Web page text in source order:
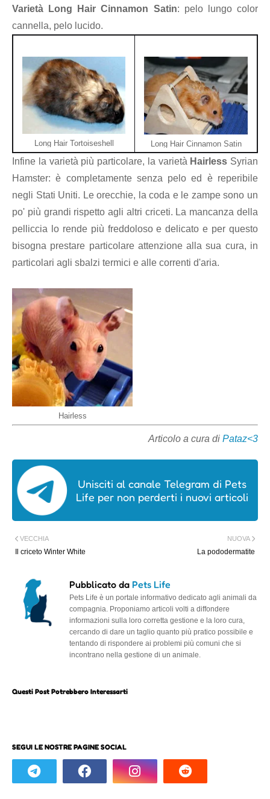
Varietà Long Hair Cinnamon Satin: pelo lungo color
cannella, pelo lucido.
Long Hair Tortoiseshell Long Hair Cinnamon Satin
Infine la varietà più particolare, la varietà Hairless Syrian
Hamster: è completamente senza pelo ed è reperibile
negli Stati Uniti. Le orecchie, la coda e le zampe sono un
po' più grandi rispetto agli altri criceti. La mancanza della
pelliccia lo rende più freddoloso e delicato e per questo
bisogna prestare particolare attenzione alla sua cura, in
particolari agli sbalzi termici e alle correnti d'aria.
Hairless
Articolo a cura di Pataz<3
Unisciti al canale Telegram di Pets
Life per non perderti i nuovi articoli
NUOVA
La pododermatite
VECCHIA
Il criceto Winter White
Pubblicato da Pets Life
Pets Life è un portale informativo dedicato agli animali da
compagnia. Proponiamo articoli volti a diffondere
informazioni sulla loro corretta gestione e la loro cura,
cercando di dare un taglio quanto più pratico possibile e
tentando di rispondere ai problemi più comuni che si
incontrano nella gestione di un animale.
Questi Post Potrebbero Interessarti
SEGUI LE NOSTRE PAGINE SOCIAL